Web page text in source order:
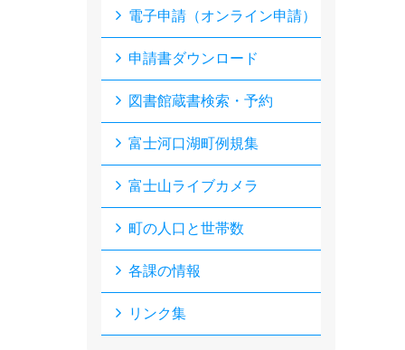
電子申請（オンライン申請）
申請書ダウンロード
図書館蔵書検索・予約
富士河口湖町例規集
富士山ライブカメラ
町の人口と世帯数
各課の情報
リンク集